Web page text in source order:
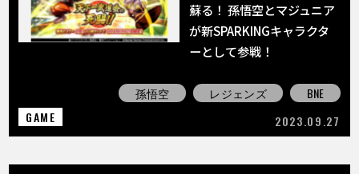
蘇る！ 孫悟空とマジュニア
が新SPARKINGキャラクタ
ーとして参戦！
孫悟空 レジェンズ
BNE
GAME
2023.09.27